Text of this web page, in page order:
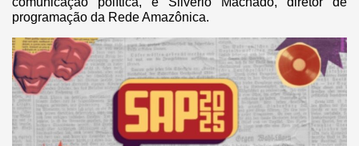
programação da Rede Amazônica.